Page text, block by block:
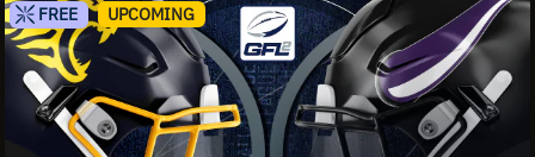
FREE UPCOMING